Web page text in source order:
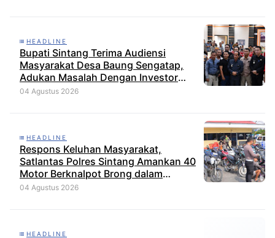
HEADLINE
Bupati Sintang Terima Audiensi
Masyarakat Desa Baung Sengatap,
Adukan Masalah Dengan Investor
Perkebunan
04 Agustus 2026
HEADLINE
Respons Keluhan Masyarakat,
Satlantas Polres Sintang Amankan 40
Motor Berknalpot Brong dalam
Strong Point Pagi
04 Agustus 2026
HEADLINE